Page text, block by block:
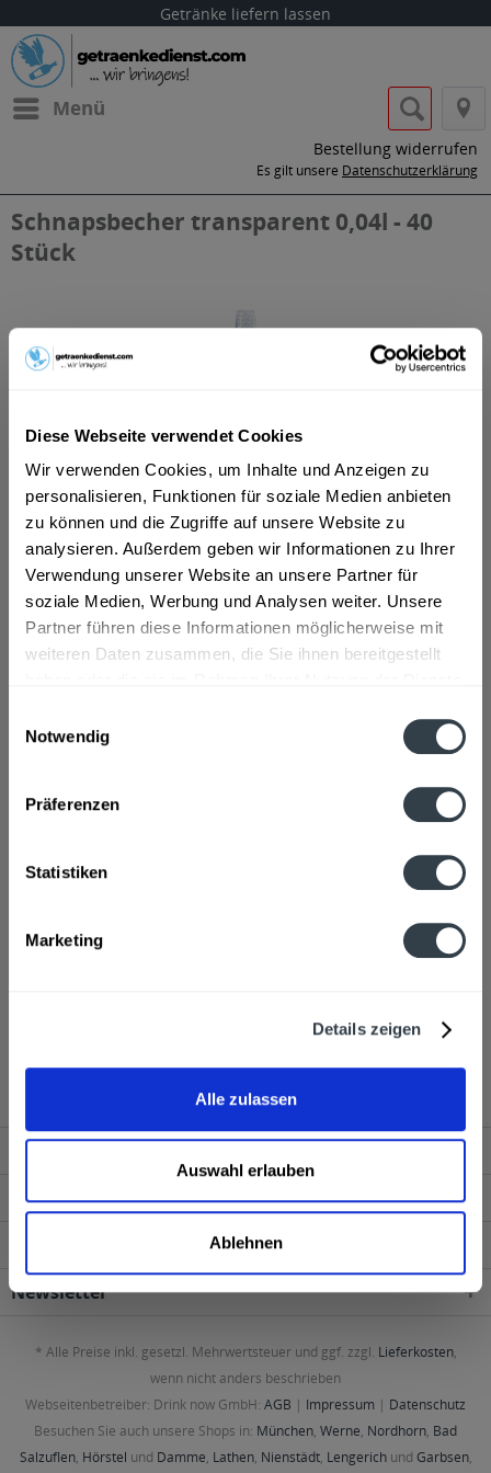
Diese Webseite verwendet Cookies
Wir verwenden Cookies, um Inhalte und Anzeigen zu
personalisieren, Funktionen für soziale Medien anbieten
zu können und die Zugriffe auf unsere Website zu
analysieren. Außerdem geben wir Informationen zu Ihrer
Verwendung unserer Website an unsere Partner für
soziale Medien, Werbung und Analysen weiter. Unsere
Partner führen diese Informationen möglicherweise mit
weiteren Daten zusammen, die Sie ihnen bereitgestellt
Notwendig
Präferenzen
Statistiken
Marketing
Details zeigen
Alle zulassen
Auswahl erlauben
Ablehnen
Getränke liefern lassen
Menü
Bestellung widerrufen
Es gilt unsere Datenschutzerklärung
Schnapsbecher transparent 0,04l - 40
Stück
ab 4,86 € *
Inhalt:40 Stück (0,12 € * / 1 Stück)
inkl. MwSt. ggf. zzgl. Erschwerniszuschlag
Vorrätig
Artikel-Nr.:
Beschreibung
"Schnapsbecher transparent 0,04l - 40 Stück"
Fragen zum Artikel?
den folgenden Regionen, Städten, Orten und
Postleitzahl-Gebieten geliefert
Service Hotline
Shop Service
Newsletter
* Alle Preise inkl. gesetzl. Mehrwertsteuer und ggf. zzgl. Lieferkosten,
wenn nicht anders beschrieben
Webseitenbetreiber: Drink now GmbH: AGB | Impressum | Datenschutz
Besuchen Sie auch unsere Shops in: München, Werne, Nordhorn, Bad
Salzuflen, Hörstel und Damme, Lathen, Nienstädt, Lengerichund Garbsen,